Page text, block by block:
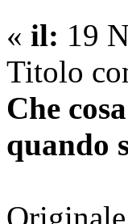
« il: 19
Titolo
Che
quando